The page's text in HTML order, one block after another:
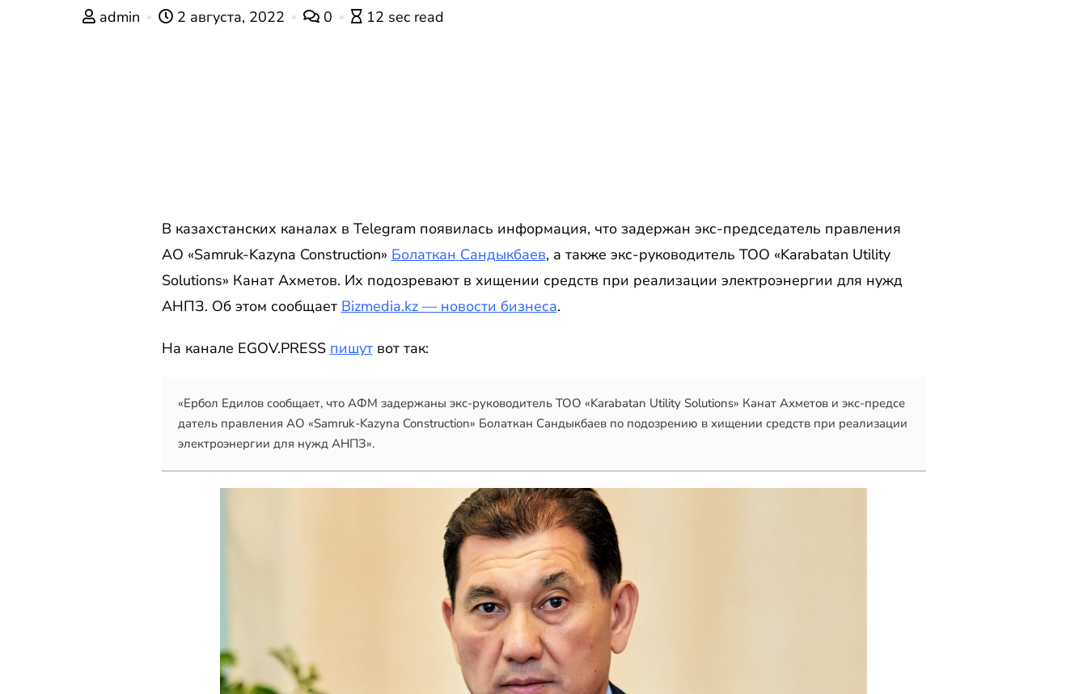
admin 2 августа, 2022 0 12 sec read
В казахстанских каналах в Telegram появилась информация, что задержан экс-председатель правления
АО «Samruk-Kazyna Construction» Болаткан Сандыкбаев, а также экс-руководитель ТОО «Karabatan Utility
Solutions» Канат Ахметов. Их подозревают в хищении средств при реализации электроэнергии для нужд
АНПЗ. Об этом сообщает Bizmedia.kz — новости бизнеса.
На канале EGOV.PRESS пишутвот так:
«Ербол Едилов сообщает, что АФМ задержаны экс-руководитель ТОО «Karabatan Utility Solutions» Канат Ахметов и экс-предсе
датель правления АО «Samruk-Kazyna Construction» Болаткан Сандыкбаев по подозрению в хищении средств при реализации
электроэнергии для нужд АНПЗ».